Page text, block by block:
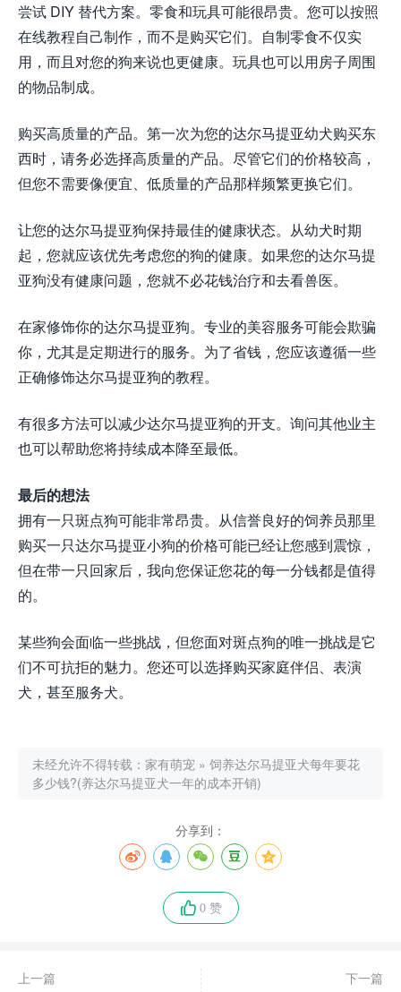
尝试 DIY 替代方案。零食和玩具可能很昂贵。您可以按照
在线教程自己制作，而不是购买它们。自制零食不仅实
用，而且对您的狗来说也更健康。玩具也可以用房子周围
的物品制成。
购买高质量的产品。第一次为您的达尔马提亚幼犬购买东
西时，请务必选择高质量的产品。尽管它们的价格较高，
但您不需要像便宜、低质量的产品那样频繁更换它们。
让您的达尔马提亚狗保持最佳的健康状态。从幼犬时期
起，您就应该优先考虑您的狗的健康。如果您的达尔马提
亚狗没有健康问题，您就不必花钱治疗和去看兽医。
在家修饰你的达尔马提亚狗。专业的美容服务可能会欺骗
你，尤其是定期进行的服务。为了省钱，您应该遵循一些
正确修饰达尔马提亚狗的教程。
有很多方法可以减少达尔马提亚狗的开支。询问其他业主
也可以帮助您将持续成本降至最低。
最后的想法
拥有一只斑点狗可能非常昂贵。从信誉良好的饲养员那里
购买一只达尔马提亚小狗的价格可能已经让您感到震惊，
但在带一只回家后，我向您保证您花的每一分钱都是值得
的。
某些狗会面临一些挑战，但您面对斑点狗的唯一挑战是它
们不可抗拒的魅力。您还可以选择购买家庭伴侣、表演
犬，甚至服务犬。
未经允许不得转载： 家有萌宠 » 饲养达尔马提亚犬每年要花
多少钱?(养达尔马提亚犬一年的成本开销)
分享到：
0 赞
上一篇
下一篇